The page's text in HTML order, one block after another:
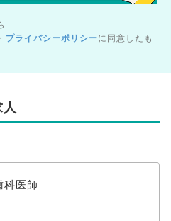
・ プライバシーポリシーに同意したも
科医師